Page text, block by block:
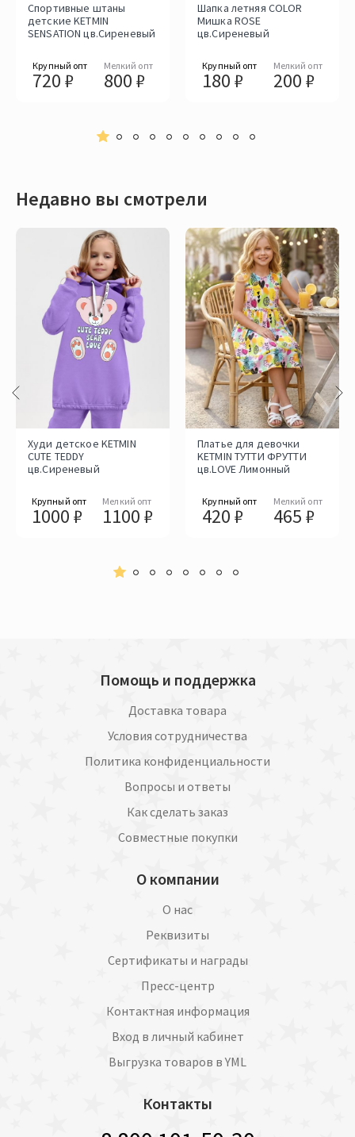
Спортивные штаны
детские KETMIN
SENSATION цв.Сиреневый
Крупный опт
720 ₽
Мелкий опт
800 ₽
Шапка летняя COLOR
Мишка ROSE
цв.Сиреневый
Крупный опт
180 ₽
Мелкий опт
200 ₽
Недавно вы смотрели
Худи детское KETMIN
CUTE TEDDY
цв.Сиреневый
Крупный опт
1000 ₽
Мелкий опт
1100 ₽
Платье для девочки
KETMIN ТУТТИ ФРУТТИ
цв.LOVE Лимонный
Крупный опт
420 ₽
Мелкий опт
465 ₽
Помощь и поддержка
Доставка товара
Условия сотрудничества
Политика конфиденциальности
Вопросы и ответы
Как сделать заказ
Совместные покупки
О компании
О нас
Реквизиты
Сертификаты и награды
Пресс-центр
Контактная информация
Вход в личный кабинет
Выгрузка товаров в YML
Контакты